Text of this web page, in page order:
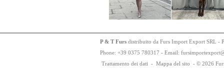
P & T Furs distribuito da Furs Import Export SRL -
Phone: +39 0375 780317 - Email: fursimportexport
Trattamento dei dati - Mappa del sito - © 2026